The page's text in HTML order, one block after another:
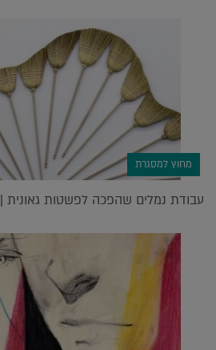
מחוץ למסגרת
עבודת נמלים שהפכה לפשטות גאונית |